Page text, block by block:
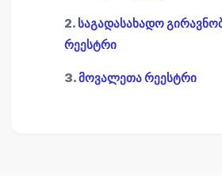
2. საგადასახადო
რეესტრი
3.მოვალეთა რეესტრი